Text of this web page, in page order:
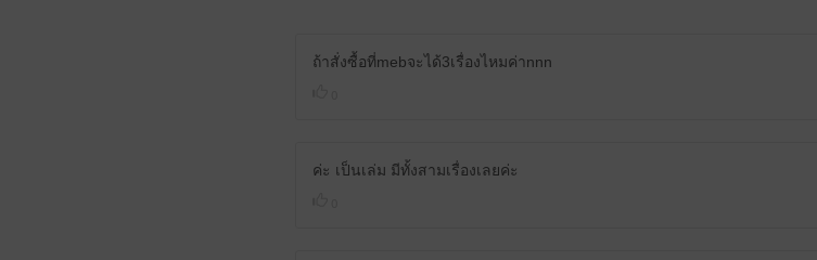
ถ้าสั่งซื้อที่mebจะได้3เรื่องไหมค่าnnn
ค่ะ เป็นเล่ม มีทั้งสามเรื่องเลยค่ะ